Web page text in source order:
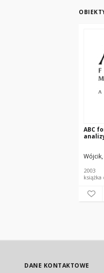
ABC
2003
DANE KONTAKTOWE